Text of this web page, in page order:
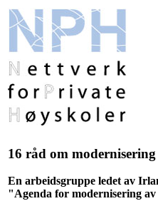
16 råd om
En arbeidsgruppe ledet av
"Agenda for modernisering